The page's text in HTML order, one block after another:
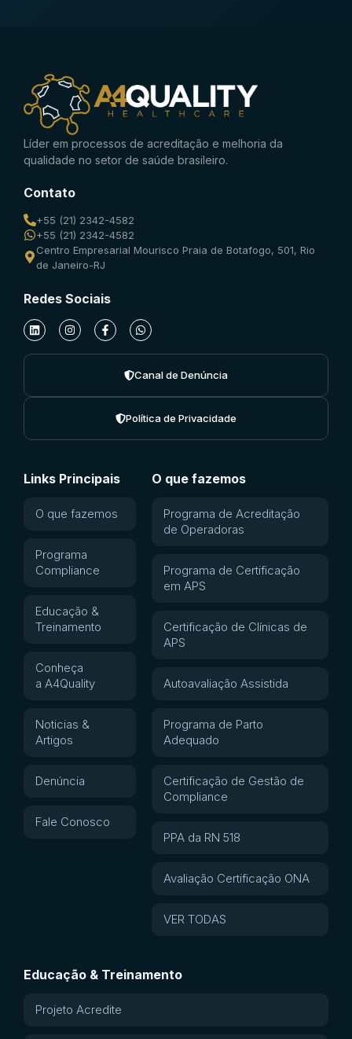
Líder em processos de acreditação e melhoria da
qualidade no setor de saúde brasileiro.
Contato
+55 (21) 2342-4582
+55 (21) 2342-4582
Centro Empresarial Mourisco Praia de Botafogo, 501, Rio
de Janeiro-RJ
Redes Sociais
Canal de Denúncia
Política de Privacidade
Links Principais
O que fazemos
Programa
Compliance
Educação &
Treinamento
Conheça
a A4Quality
Noticias &
Artigos
Denúncia
Fale Conosco
O que fazemos
Programa de Acreditação
de Operadoras
Programa de Certificação
em APS
Certificação de Clínicas de
APS
Autoavaliação Assistida
Programa de Parto
Adequado
Certificação de Gestão de
Compliance
PPA da RN 518
Avaliação Certificação ONA
VER TODAS
Educação & Treinamento
Projeto Acredite